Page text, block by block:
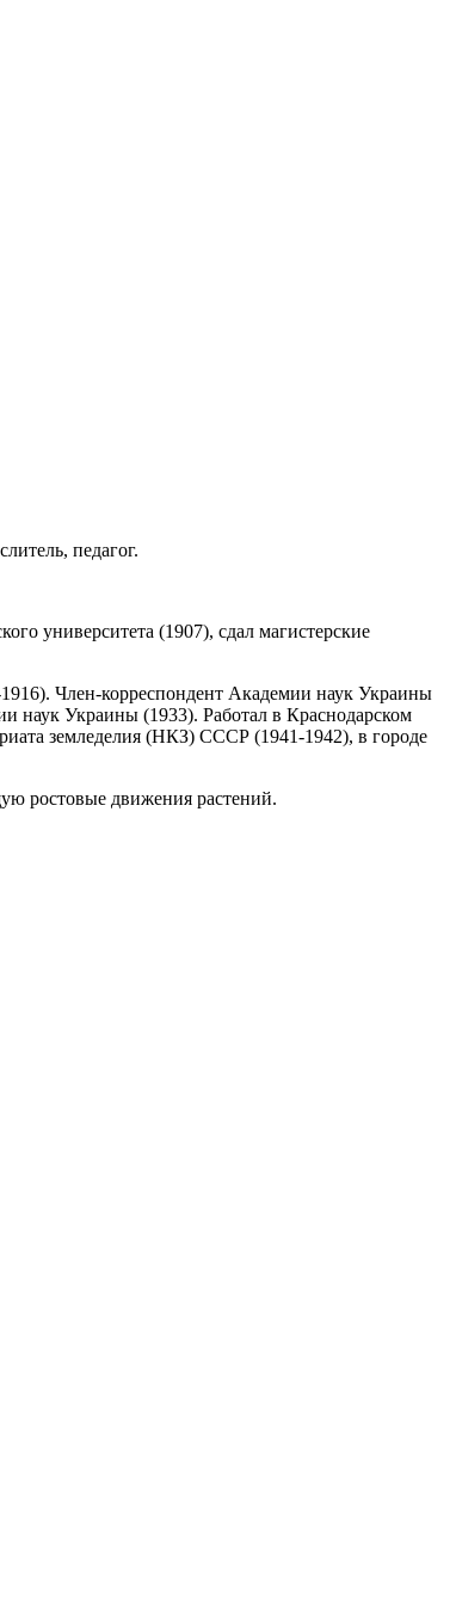
педагог.
университета (1907), сдал магистерские
Член-корреспондент Академии наук Украины
наук Украины (1933). Работал в Краснодарском
земледелия (НКЗ) СССР (1941-1942), в городе
ростовые движения растений.